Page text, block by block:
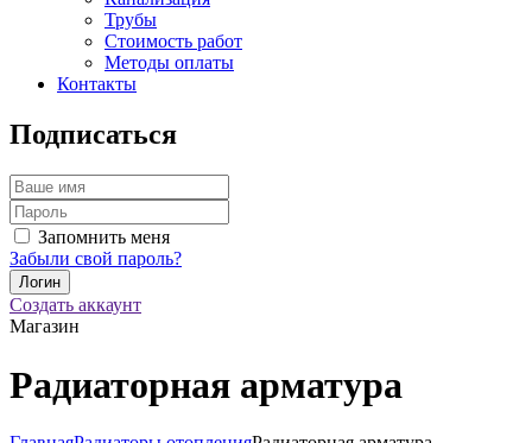
Трубы
Стоимость работ
Методы оплаты
Контакты
Подписаться
Запомнить меня
Забыли свой пароль?
Создать аккаунт
Магазин
Радиаторная арматура